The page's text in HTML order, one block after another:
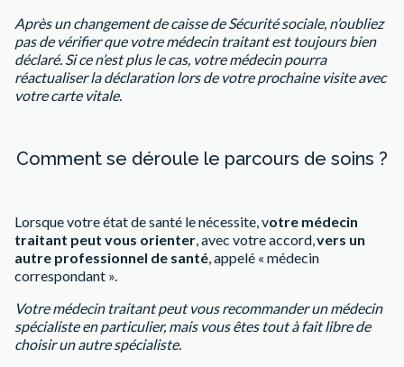
Après un changement de caisse de Sécurité sociale, n’oubliez
pas de vérifier que votre médecin traitant est toujours bien
déclaré. Si ce n’est plus le cas, votre médecin pourra
réactualiser la déclaration lors de votre prochaine visite avec
votre carte vitale.
Comment se déroule le parcours de soins ?
Lorsque votre état de santé le nécessite, votre médecin
traitant peut vous orienter, avec votre accord,vers un
autre professionnel de santé, appelé « médecin
correspondant ».
Votre médecin traitant peut vous recommander un médecin
spécialiste en particulier, mais vous êtes tout à fait libre de
choisir un autre spécialiste.